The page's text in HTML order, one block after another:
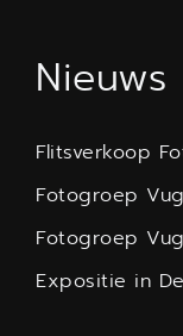
Nieuws
Flitsverkoop
Fotogroep
Fotogroep
Expositie in